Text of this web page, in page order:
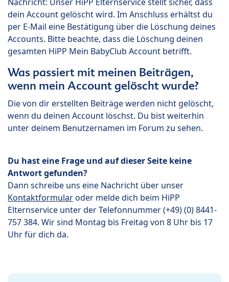
dein Account gelöscht wird. Im Anschluss erhältst du
per E-Mail eine Bestätigung über die Löschung deines
Accounts. Bitte beachte, dass die Löschung deinen
gesamten HiPP Mein BabyClub Account betrifft.
Was passiert mit meinen Beiträgen,
wenn mein Account gelöscht wurde?
Die von dir erstellten Beiträge werden nicht gelöscht,
wenn du deinen Account löschst. Du bist weiterhin
unter deinem Benutzernamen im Forum zu sehen.
Du hast eine Frage und auf dieser Seite keine
Antwort gefunden?
Dann schreibe uns eine Nachricht über unser
Kontaktformularoder melde dich beim HiPP
Elternservice unter der Telefonnummer (+49) (0) 8441-
757 384. Wir sind Montag bis Freitag von 8 Uhr bis 17
Uhr für dich da.